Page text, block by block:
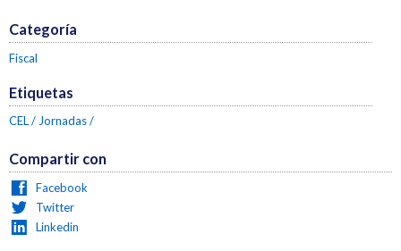
Categoría
Fiscal
Etiquetas
CEL Jornadas
Compartir con
Facebook
Twitter
Linkedin